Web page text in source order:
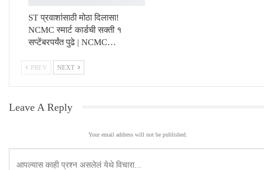
ST प्रवाशांसाठी मोठा दिलासा!
NCMC स्मार्ट कार्डची सक्ती १
सप्टेंबरपर्यंत पुढे | NCMC…
PREV NEXT
Leave A Reply
Your email address will not be published.